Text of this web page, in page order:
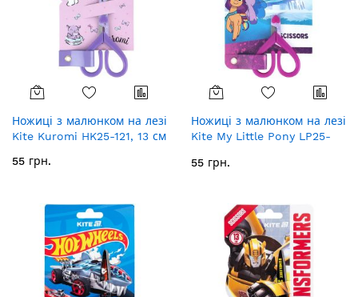
Ножиці з малюнком на лезі
Kite Kuromi HK25-121, 13 см
55 грн.
Ножиці з малюнком на лезі
Kite My Little Pony LP25-
55 грн.